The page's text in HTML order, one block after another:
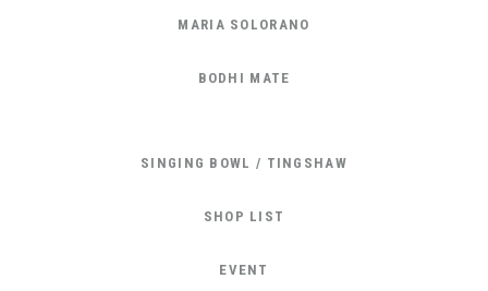
MARIA SOLORANO
BODHI MATE
SINGING BOWL / TINGSHAW
SHOP LIST
EVENT